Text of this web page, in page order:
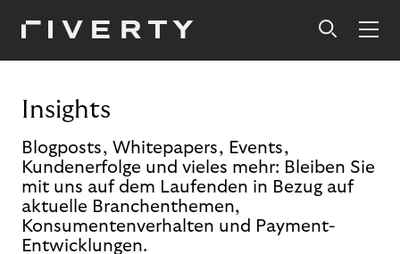
Insights
Blogposts, Whitepapers, Events,
Kundenerfolge und vieles mehr: Bleiben Sie
mit uns auf dem Laufenden in Bezug auf
aktuelle Branchenthemen,
Konsumentenverhalten und Payment-
Entwicklungen.